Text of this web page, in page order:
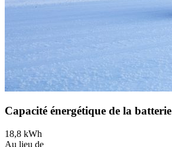
Capacité énergétique de la batterie
18,8 kWh
Au lieu de